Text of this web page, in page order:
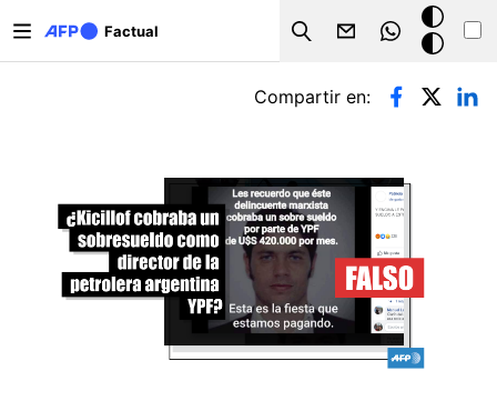
Factual
Search
Modo
oscuro
Solapas principales
Compartir en: